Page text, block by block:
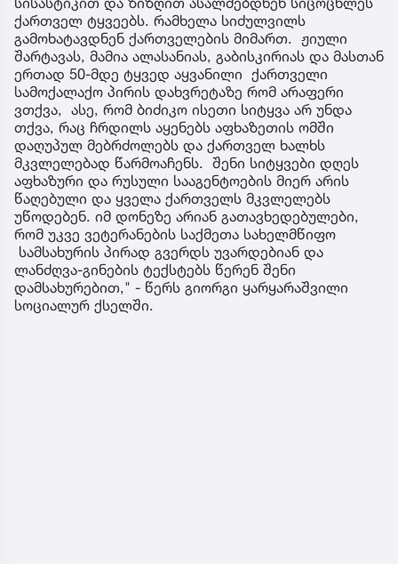
ქართველ ტყვეებს. რამხელა სიძულვილს
გამოხატავდნენ ქართველების მიმართ. ჟიული
შარტავას, მამია ალასანიას, გაბისკირიას და მასთან
ერთად 50-მდე ტყვედ აყვანილი ქართველი
სამოქალაქო პირის დახვრეტაზე რომ არაფერი
ვთქვა, ასე, რომ ბიძიკო ისეთი სიტყვა არ უნდა
თქვა, რაც ჩრდილს აყენებს აფხაზეთის ომში
დაღუპულ მებრძოლებს და ქართველ ხალხს
მკვლელებად წარმოაჩენს. შენი სიტყვები დღეს
აფხაზური და რუსული სააგენტოების მიერ არის
წაღებული და ყველა ქართველს მკვლელებს
უწოდებენ. იმ დონეზე არიან გათავხედებულები,
რომ უკვე ვეტერანების საქმეთა სახელმწიფო
სამსახურის პირად გვერდს უვარდებიან და
ლანძღვა-გინების ტექსტებს წერენ შენი
დამსახურებით," - წერს გიორგი ყარყარაშვილი
სოციალურ ქსელში.